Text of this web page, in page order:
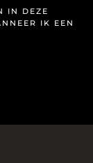
IN DEZE
IK EEN